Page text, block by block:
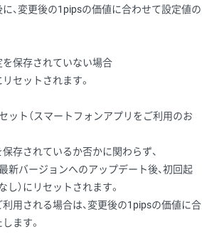
、変更後の1pipsの価値に合わせて設定値の
保存されていない場合
セットされます。
ット（スマートフォンアプリをご利用のお
存されているか否かに関わらず、
バージョンへのアップデート後、初回起
）にリセットされます。
用される場合は、変更後の1pipsの価値に合
ます。